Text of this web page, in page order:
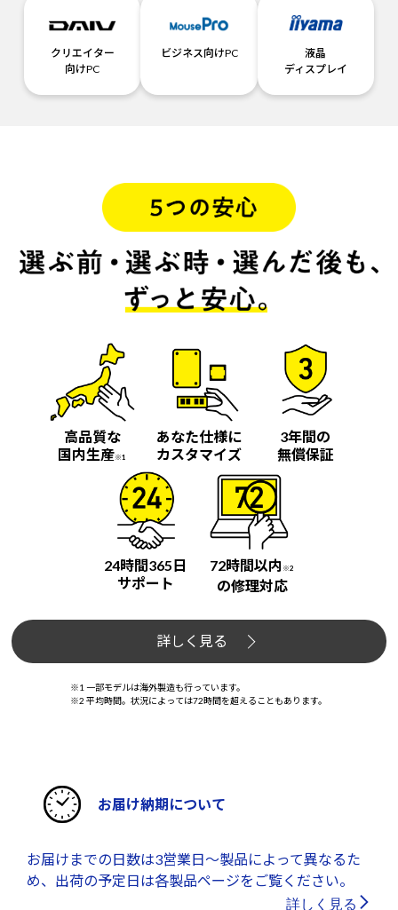
クリエイター
向けPC
ビジネス向けPC
液晶
ディスプレイ
高品質な
国内生産※1
あなた仕様に
カスタマイズ
3年間の
無償保証
24時間365日
サポート
72時間以内 ※2
の修理対応
詳しく見る
※1 一部モデルは海外製造も行っています。
※2 平均時間。状況によっては72時間を超えることもあります。
お届け納期について
お届けまでの日数は3営業日～製品によって異なるた
め、出荷の予定日は各製品ページをご覧ください。
詳しく見る